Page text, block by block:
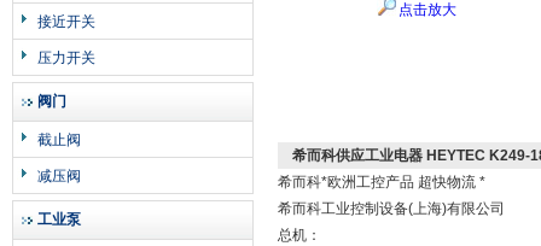
接近开关
压力开关
阀门
截止阀
减压阀
工业泵
点击放大
希而科供应工业电器 HEYTEC K249-
希而科*欧洲工控产品 超快物流 *
希而科工业控制设备(上海)有限公司
总机：